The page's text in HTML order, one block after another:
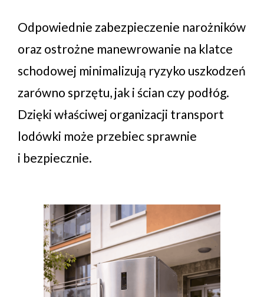
Odpowiednie zabezpieczenie narożników
oraz ostrożne manewrowanie na klatce
schodowej minimalizują ryzyko uszkodzeń
zarówno sprzętu, jak i ścian czy podłóg.
Dzięki właściwej organizacji transport
lodówki może przebiec sprawnie
i bezpiecznie.